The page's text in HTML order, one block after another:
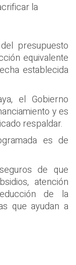
la
presupuesto
equivalente
establecida
el Gobierno
y es
respaldar.
es de
de que
atención
de la
que ayudan a